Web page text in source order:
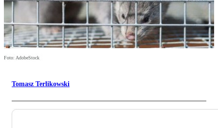
Foto: AdobeStock
Tomasz Terlikowski